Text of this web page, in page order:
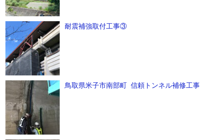
耐震補強取付工事③
鳥取県米子市南部町 信頼トンネル補修工事